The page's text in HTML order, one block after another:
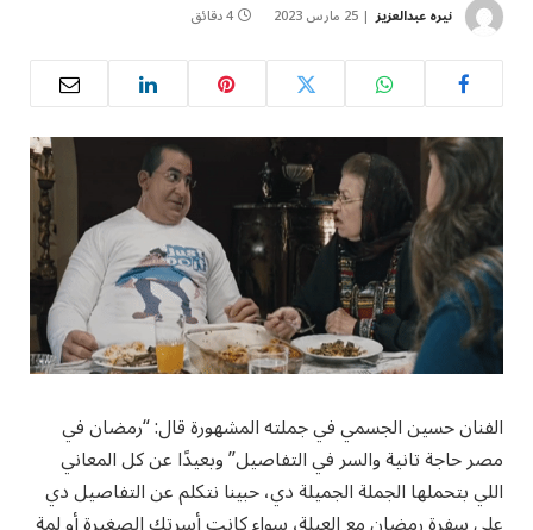
نيره عبدالعزيز 25 مارس 2023 4 دقائق
الفنان حسين الجسمي في جملته المشهورة قال: “رمضان في
مصر حاجة تانية والسر في التفاصيل” وبعيدًا عن كل المعاني
اللي بتحملها الجملة الجميلة دي، حبينا نتكلم عن التفاصيل دي